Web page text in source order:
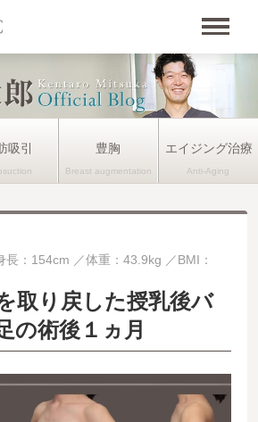
吸引 豊胸 エイジング治療
長：154cm 体重：43.9kg
BMI：
取り戻した授乳後バ
の術後１ヵ月